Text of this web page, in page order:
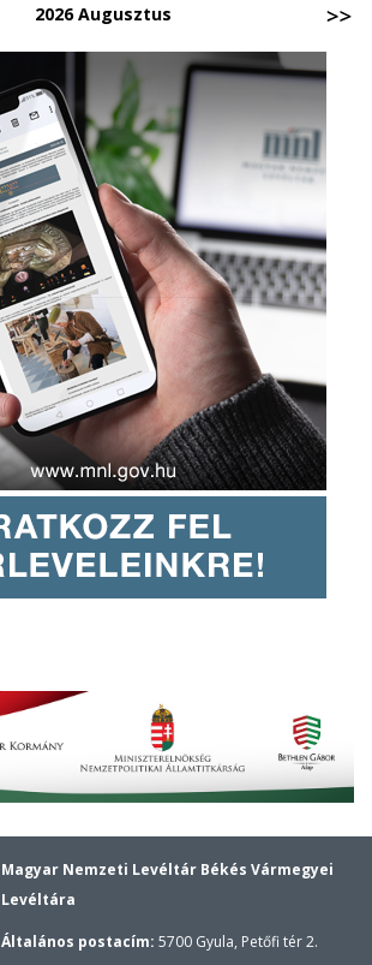
2026 Augusztus
Magyar Nemzeti Levéltár Békés Vármegyei
Levéltára
Általános postacím: 5700 Gyula, Petőfi tér 2.